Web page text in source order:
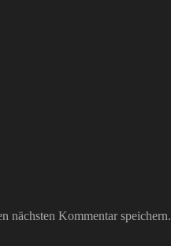
nächsten Kommentar speichern.